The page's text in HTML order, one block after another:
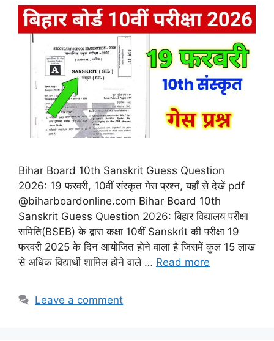
Bihar Board 10th Sanskrit Guess Question
2026: 19 फरवरी, 10वीं संस्कृत गेस प्रश्न, यहाँ से देखें pdf
@biharboardonline.com Bihar Board 10th
Sanskrit Guess Question 2026: बिहार विद्यालय परीक्षा
समिति(BSEB) के द्वारा कक्षा 10वीं Sanskrit की परीक्षा 19
फरवरी 2025 के दिन आयोजित होने वाला है जिसमें कुल 15 लाख
से अधिक विद्यार्थी शामिल होने वाले … Read more
Leave a comment